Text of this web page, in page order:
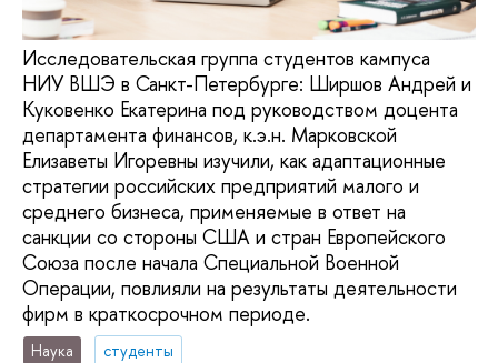
Исследовательская группа студентов кампуса
НИУ ВШЭ в Санкт-Петербурге: Ширшов Андрей и
Куковенко Екатерина под руководством доцента
департамента финансов, к.э.н. Марковской
Елизаветы Игоревны изучили, как адаптационные
стратегии российских предприятий малого и
среднего бизнеса, применяемые в ответ на
санкции со стороны США и стран Европейского
Союза после начала Специальной Военной
Операции, повлияли на результаты деятельности
фирм в краткосрочном периоде.
Наука
студенты